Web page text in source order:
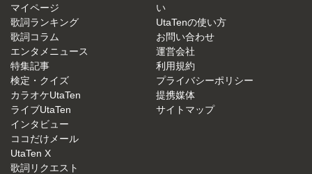
マイページ
歌詞ランキング
歌詞コラム
エンタメニュース
特集記事
検定・クイズ
カラオケUtaTen
ライブUtaTen
インタビュー
ココだけメール
UtaTen X
歌詞リクエスト
い
UtaTenの使い方
お問い合わせ
運営会社
利用規約
プライバシーポリシー
提携媒体
サイトマップ